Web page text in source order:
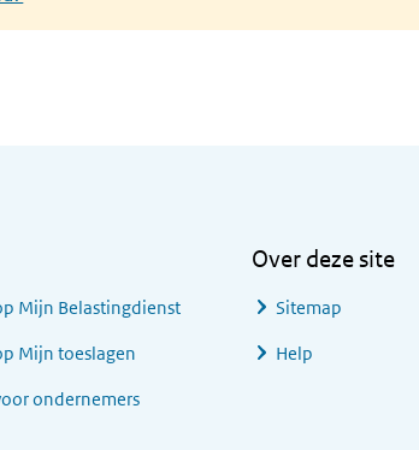
Mijn Belastingdienst
Mijn toeslagen
ondernemers
Over deze site
Sitemap
Help